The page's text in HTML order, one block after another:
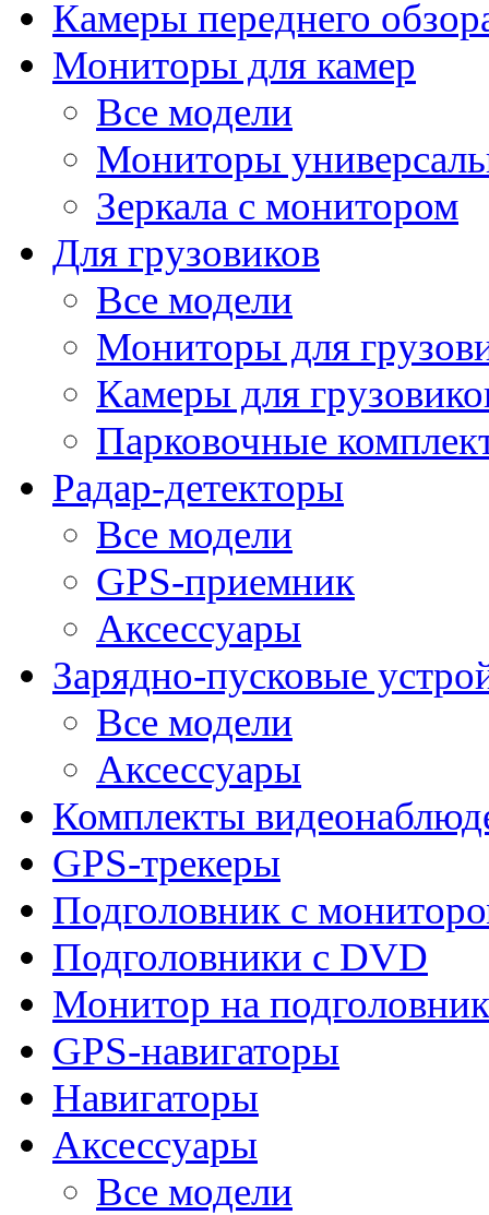
Камеры переднего
Мониторы для камер
Все модели
Мониторы
Зеркала с монитором
Для грузовиков
Все модели
Мониторы для
Камеры для
Парковочные
Радар-детекторы
Все модели
GPS-приемник
Аксессуары
Зарядно-пусковые
Все модели
Аксессуары
Комплекты
GPS-трекеры
Подголовник с
Подголовники с DVD
Монитор на подголовник
GPS-навигаторы
Навигаторы
Аксессуары
Все модели